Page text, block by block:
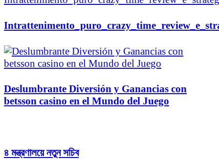
Deslumbrante Diversión y Ganancias con
betsson casino en el Mundo del Juego
৪ মন্ত্রণালয়ে নতুন সচিব